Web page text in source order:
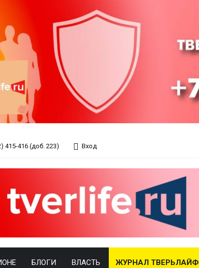
415-416 (доб. 223) Вход
БЛОГИ ВЛАСТЬ ЖУРНАЛ ТВЕРЬЛАЙФ